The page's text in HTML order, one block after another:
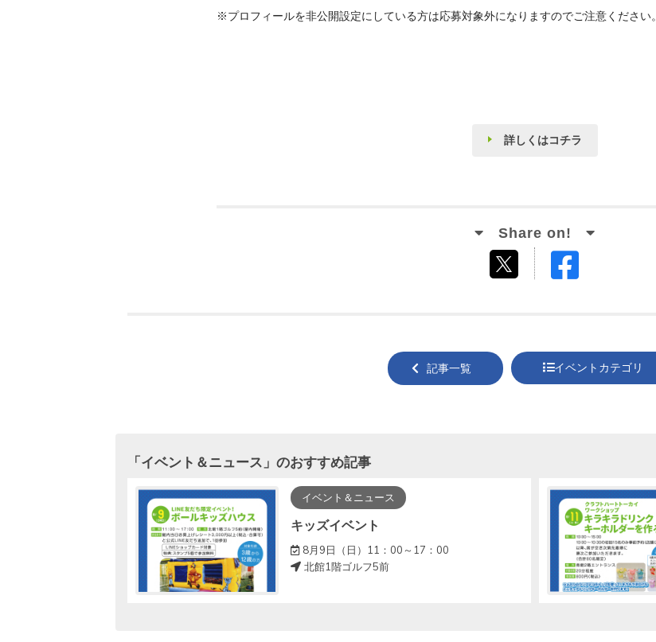
※プロフィールを非公開設定にしている方は応募対象外になりますのでご注意ください。
詳しくはコチラ
記事一覧 イベントカテゴリ
「イベント＆ニュース 」のおすすめ記事
イベント＆ニュース
キッズイベント
8月9日（日）11：00～17：00
北館1階ゴルフ5前